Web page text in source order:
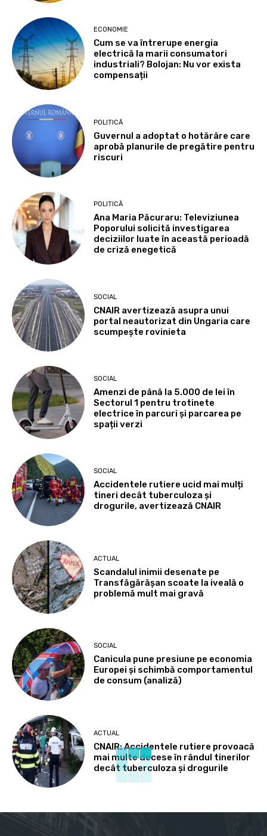
ECONOMIE
Cum se va întrerupe energia
electrică la marii consumatori
industriali? Bolojan: Nu vor exista
compensații
POLITICĂ
Guvernul a adoptat o hotărâre care
aprobă planurile de pregătire pentru
riscuri
POLITICĂ
Ana Maria Păcuraru: Televiziunea
Poporului solicită investigarea
deciziilor luate în această perioadă
de criză enegetică
SOCIAL
CNAIR avertizează asupra unui
portal neautorizat din Ungaria care
scumpește rovinieta
SOCIAL
Amenzi de până la 5.000 de lei în
Sectorul 1 pentru trotinete
electrice în parcuri și parcarea pe
spații verzi
SOCIAL
Accidentele rutiere ucid mai mulți
tineri decât tuberculoza și
drogurile, avertizează CNAIR
ACTUAL
Scandalul inimii desenate pe
Transfăgărășan scoate la iveală o
problemă mult mai gravă
SOCIAL
Canicula pune presiune pe economia
Europei și schimbă comportamentul
de consum (analiză)
ACTUAL
CNAIR: Accidentele rutiere provoacă
mai multe decese în rândul tinerilor
decât tuberculoza și drogurile